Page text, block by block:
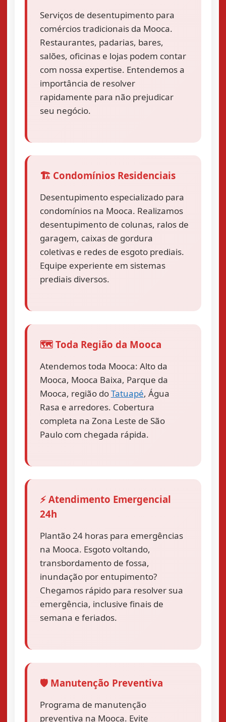
Serviços de desentupimento para
comércios tradicionais da Mooca.
Restaurantes, padarias, bares,
salões, oficinas e lojas podem contar
com nossa expertise. Entendemos a
importância de resolver
rapidamente para não prejudicar
seu negócio.
🏗️ Condomínios Residenciais
Desentupimento especializado para
condomínios na Mooca. Realizamos
desentupimento de colunas, ralos de
garagem, caixas de gordura
coletivas e redes de esgoto prediais.
Equipe experiente em sistemas
prediais diversos.
🗺️ Toda Região da Mooca
Atendemos toda Mooca: Alto da
Mooca, Mooca Baixa, Parque da
Mooca, região doTatuapé, Água
Rasa e arredores. Cobertura
completa na Zona Leste de São
Paulo com chegada rápida.
⚡ Atendimento Emergencial
24h
Plantão 24 horas para emergências
na Mooca. Esgoto voltando,
transbordamento de fossa,
inundação por entupimento?
Chegamos rápido para resolver sua
emergência, inclusive finais de
semana e feriados.
🛡️ Manutenção Preventiva
Programa de manutenção
preventiva na Mooca. Evite